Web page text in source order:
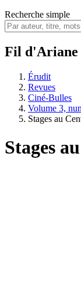
Recherche simple
Fil d'Ariane
Érudit
Revues
Ciné-Bulles
Volume 3,
Stages au
Stages